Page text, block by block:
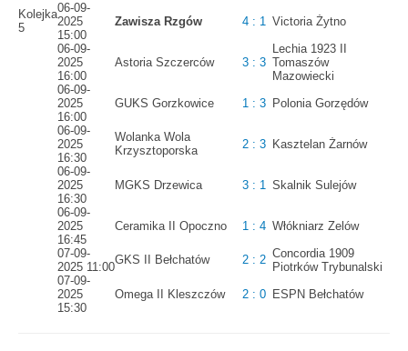
Kolejka
5
06-09-
2025
15:00
Zawisza Rzgów 4 : 1 Victoria Żytno
06-09-
2025
16:00
Astoria Szczerców 3 : 3
Lechia 1923 II
Tomaszów
Mazowiecki
06-09-
2025
16:00
GUKS Gorzkowice 1 : 3 Polonia Gorzędów
06-09-
2025
16:30
Wolanka Wola
Krzysztoporska
2 : 3 Kasztelan Żarnów
06-09-
2025
16:30
MGKS Drzewica 3 : 1 Skalnik Sulejów
06-09-
2025
16:45
Ceramika II Opoczno 1 : 4 Włókniarz Zelów
07-09-
2025 11:00
GKS II Bełchatów 2 : 2 Concordia 1909
Piotrków Trybunalski
07-09-
2025
15:30
Omega II Kleszczów 2 : 0 ESPN Bełchatów